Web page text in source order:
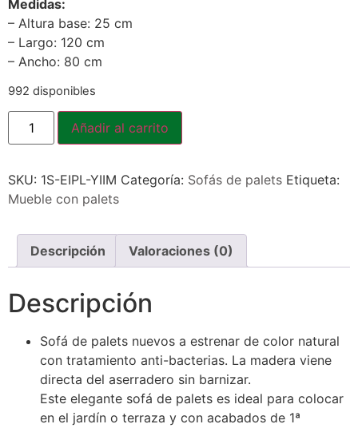
Medidas:
– Altura base: 25 cm
– Largo: 120 cm
– Ancho: 80 cm
992 disponibles
Añadir al carrito
SKU: 1S-EIPL-YIIM Categoría: Sofás de palets Etiqueta:
Mueble con palets
Descripción Valoraciones (0)
Descripción
Sofá de palets nuevos a estrenar de color natural
con tratamiento anti-bacterias. La madera viene
directa del aserradero sin barnizar.
Este elegante sofá de palets es ideal para colocar
en el jardín o terraza y con acabados de 1ª